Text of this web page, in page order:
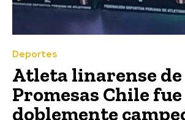
Deportes
Atleta linarense de
Promesas Chile fue
doblemente